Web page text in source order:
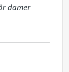
damer